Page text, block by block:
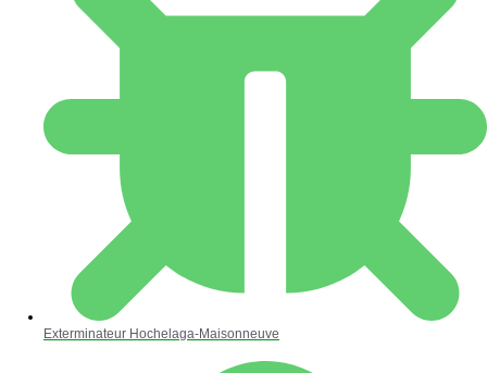
Exterminateur Hochelaga-Maisonneuve